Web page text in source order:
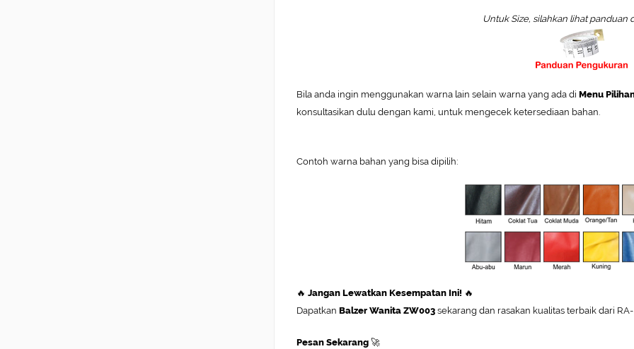
Untuk Size, silahkan lihat panduan
Bila anda ingin menggunakan warna lain selain warna yang ada di Menu
konsultasikan dulu dengan kami, untuk mengecek ketersediaan bahan.
Contoh warna bahan yang bisa dipilih:
🔥 Jangan Lewatkan Kesempatan Ini! 🔥
Dapatkan Balzer Wanita ZW003 sekarang dan rasakan kualitas terbaik dari
Pesan Sekarang 🚀